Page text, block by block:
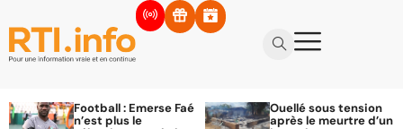
Football : Emerse Faé
n’est plus le
Ouellé sous tension
après le meurtre d’un